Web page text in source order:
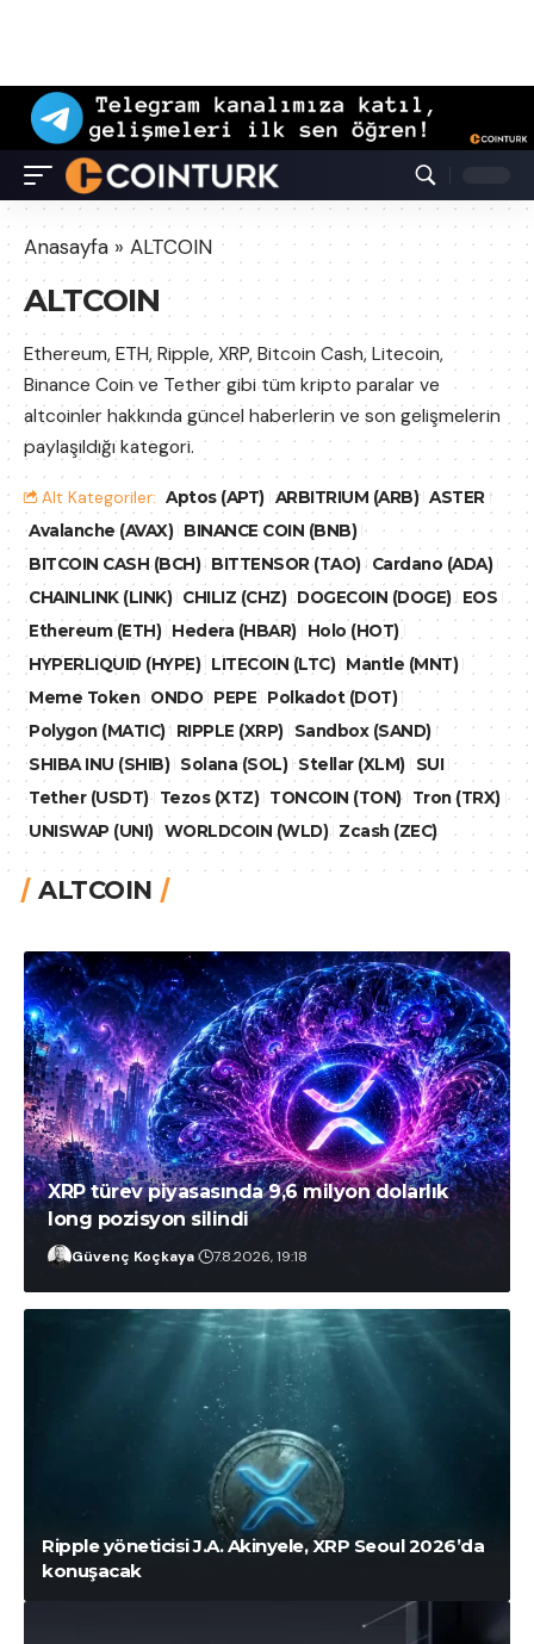
Anasayfa » ALTCOIN
ALTCOIN
Ethereum, ETH, Ripple, XRP, Bitcoin Cash, Litecoin,
Binance Coin ve Tether gibi tüm kripto paralar ve
altcoinler hakkında güncel haberlerin ve son gelişmelerin
paylaşıldığı kategori.
Alt Kategoriler: Aptos (APT) ARBITRIUM (ARB) ASTER
Avalanche (AVAX)
BINANCE COIN (BNB)
BITCOIN CASH (BCH)
BITTENSOR (TAO)
Cardano (ADA)
CHAINLINK (LINK)
CHILIZ (CHZ) DOGECOIN (DOGE)
EOS
Ethereum (ETH)
Hedera (HBAR)
Holo (HOT)
HYPERLIQUID (HYPE)
LITECOIN (LTC)
Mantle (MNT)
Meme Token ONDO PEPE
Polkadot (DOT)
Polygon (MATIC)
RIPPLE (XRP) Sandbox (SAND)
SHIBA INU (SHIB)
Solana (SOL) Stellar (XLM)
SUI
Tether (USDT)
Tezos (XTZ) TONCOIN (TON)
Tron (TRX)
UNISWAP (UNI) WORLDCOIN (WLD) Zcash (ZEC)
ALTCOIN
7.8.2026, 22:21
XRP türev piyasasında 9,6 milyon dolarlık
long pozisyon silindi
Güvenç Koçkaya 7.8.2026, 19:18
Ripple yöneticisi J.A. Akinyele, XRP Seoul 2026’da
konuşacak